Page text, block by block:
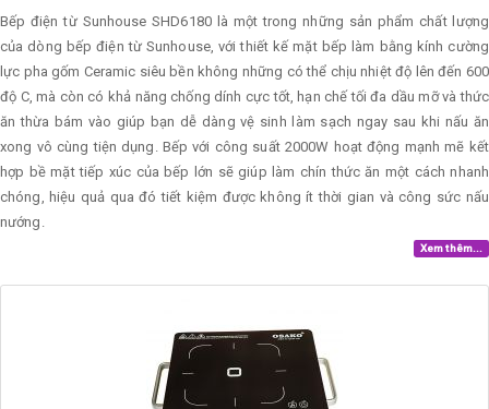
Bếp điện từ Sunhouse SHD6180 là một trong những sản phẩm chất lượng
của dòng bếp điện từ Sunhouse, với thiết kế mặt bếp làm bằng kính cường
lực pha gốm Ceramic siêu bền không những có thể chịu nhiệt độ lên đến 600
độ C, mà còn có khả năng chống dính cực tốt, hạn chế tối đa dầu mỡ và thức
ăn thừa bám vào giúp bạn dễ dàng vệ sinh làm sạch ngay sau khi nấu ăn
xong vô cùng tiện dụng. Bếp với công suất 2000W hoạt động mạnh mẽ kết
hợp bề mặt tiếp xúc của bếp lớn sẽ giúp làm chín thức ăn một cách nhanh
chóng, hiệu quả qua đó tiết kiệm được không ít thời gian và công sức nấu
nướng.
Xem thêm...